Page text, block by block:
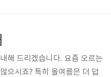
해 드리겠습니다. 요즘 오르는
으시죠? 특히 올여름은 더 덥